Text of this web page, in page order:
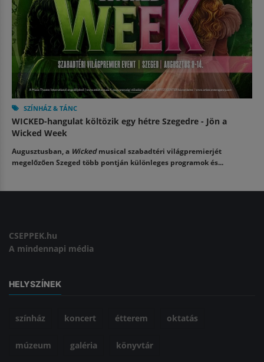
SZÍNHÁZ & TÁNC
WICKED-hangulat költözik egy hétre Szegedre - Jön a
Wicked Week
Augusztusban, a Wickedmusical szabadtéri világpremierjét
megelőzően Szeged több pontján különleges programok és...
CSEPPEK.hu
A mindennapi média
HELYSZÍNEK
színház koncert étterem oktatás
múzeum galéria könyvtár